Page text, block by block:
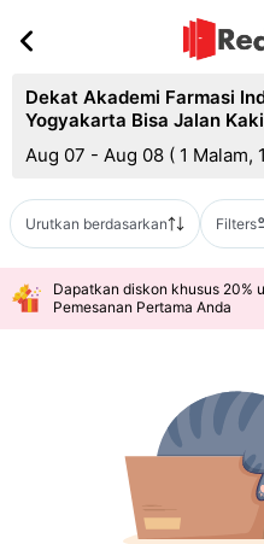
Dekat Akademi Farmasi
Yogyakarta Bisa Jalan Kaki
Aug 07 - Aug 08 ( 1 Malam,
Urutkan berdasarkan Filters
Dapatkan diskon khusus 20%
Pemesanan Pertama Anda